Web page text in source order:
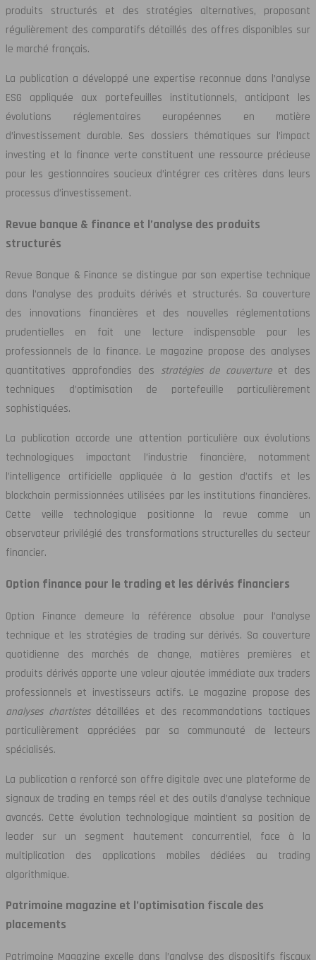
produits structurés et des stratégies alternatives, proposant
régulièrement des comparatifs détaillés des offres disponibles sur
le marché français.
La publication a développé une expertise reconnue dans l’analyse
ESG appliquée aux portefeuilles institutionnels, anticipant les
évolutions réglementaires européennes en matière
d’investissement durable. Ses dossiers thématiques sur l’impact
investing et la finance verte constituent une ressource précieuse
pour les gestionnaires soucieux d’intégrer ces critères dans leurs
processus d’investissement.
Revue banque & finance et l’analyse des produits
structurés
Revue Banque & Finance se distingue par son expertise technique
dans l’analyse des produits dérivés et structurés. Sa couverture
des innovations financières et des nouvelles réglementations
prudentielles en fait une lecture indispensable pour les
professionnels de la finance. Le magazine propose des analyses
quantitatives approfondies des stratégies de couverture et des
techniques d’optimisation de portefeuille particulièrement
sophistiquées.
La publication accorde une attention particulière aux évolutions
technologiques impactant l’industrie financière, notamment
l’intelligence artificielle appliquée à la gestion d’actifs et les
blockchain permissionnées utilisées par les institutions financières.
Cette veille technologique positionne la revue comme un
observateur privilégié des transformations structurelles du secteur
financier.
Option finance pour le trading et les dérivés financiers
Option Finance demeure la référence absolue pour l’analyse
technique et les stratégies de trading sur dérivés. Sa couverture
quotidienne des marchés de change, matières premières et
produits dérivés apporte une valeur ajoutée immédiate aux traders
professionnels et investisseurs actifs. Le magazine propose des
analyses chartistes détaillées et des recommandations tactiques
particulièrement appréciées par sa communauté de lecteurs
spécialisés.
La publication a renforcé son offre digitale avec une plateforme de
signaux de trading en temps réel et des outils d’analyse technique
avancés. Cette évolution technologique maintient sa position de
leader sur un segment hautement concurrentiel, face à la
multiplication des applications mobiles dédiées au trading
algorithmique.
Patrimoine magazine et l’optimisation fiscale des
placements
Patrimoine Magazine excelle dans l’analyse des dispositifs fiscaux